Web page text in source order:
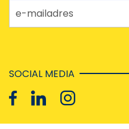
e-mailadres
SOCIAL MEDIA